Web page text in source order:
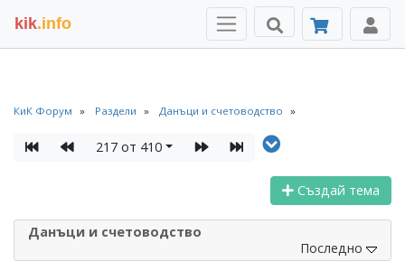
kik.info
КиК Форум Раздели Данъци и счетоводство
217 от 410
Създай тема
Данъци и счетоводство
Последно